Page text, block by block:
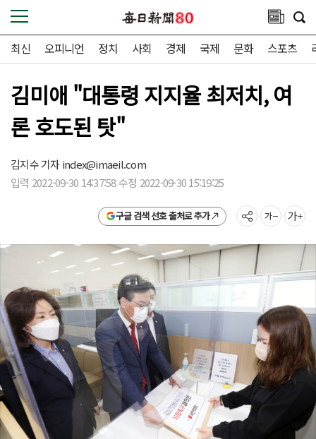
최신 오피니언 정치 사회 경제 국제 문화 스포츠
김미애 "대통령 지지율 최저치, 여
론 호도된 탓"
김지수 기자index@imaeil.com
입력 2022-09-30 14:37:58 수정 2022-09-30 15:19:25
구글 검색 선호 출처로 추가